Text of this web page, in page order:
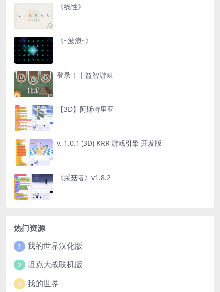
《线性》
《~波浪~》
登录！ | 益智游戏
【3D】阿斯特里亚
v. 1.0.1 (3D) KRR 游戏引擎 开发版
《采菇者》v1.8.2
热门资源
1 我的世界汉化版
2 坦克大战联机版
3 我的世界